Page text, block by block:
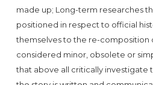
made up; Long-term researches
positioned in respect to official
themselves to the re-composition
considered minor, obsolete or
that above all critically investigate